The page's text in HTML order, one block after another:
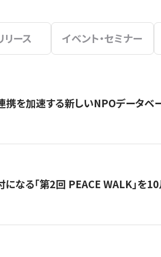
リース イベント・セミナー
携を加速する新しいNPOデータ
になる「第2回 PEACE WALK」を